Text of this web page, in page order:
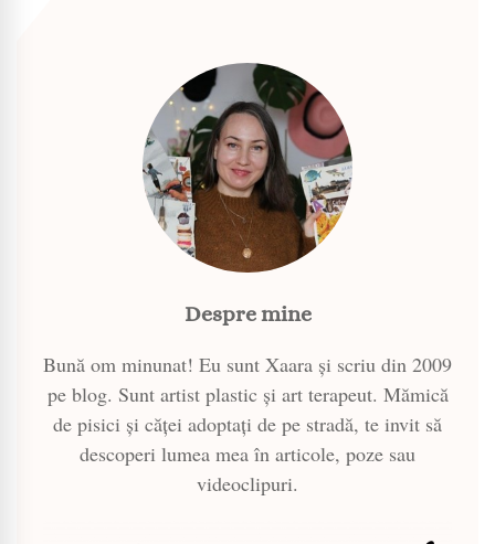
Despre mine
Bună om minunat! Eu sunt Xaara și scriu din 2009
pe blog. Sunt artist plastic și art terapeut. Mămică
de pisici și căței adoptați de pe stradă, te invit să
descoperi lumea mea în articole, poze sau
videoclipuri.